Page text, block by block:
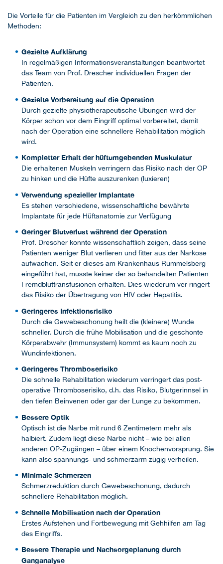
Die Vorteile für die Patienten im Vergleich zu den herkömmlichen
Methoden:
Gezielte Aufklärung
In regelmäßigen Informationsveranstaltungen beantwortet
das Team von Prof. Drescher individuellen Fragen der
Patienten.
Gezielte Vorbereitung auf die Operation
Durch gezielte physiotherapeutische Übungen wird der
Körper schon vor dem Eingriff optimal vorbereitet, damit
nach der Operation eine schnellere Rehabilitation möglich
wird.
Kompletter Erhalt der hüftumgebenden Muskulatur
Die erhaltenen Muskeln verringern das Risiko nach der OP
zu hinken und die Hüfte auszurenken (luxieren)
Verwendung spezieller Implantate
Es stehen verschiedene, wissenschaftliche bewährte
Implantate für jede Hüftanatomie zur Verfügung
Geringer Blutverlust während der Operation
Prof. Drescher konnte wissenschaftlich zeigen, dass seine
Patienten weniger Blut verlieren und fitter aus der Narkose
aufwachen. Seit er dieses am Krankenhaus Rummelsberg
eingeführt hat, musste keiner der so behandelten Patienten
Fremdbluttransfusionen erhalten. Dies wiederum ver-ringert
das Risiko der Übertragung von HIV oder Hepatitis.
Geringeres Infektionsrisiko
Durch die Gewebeschonung heilt die (kleinere) Wunde
schneller. Durch die frühe Mobilisation und die geschonte
Körperabwehr (Immunsystem) kommt es kaum noch zu
Wundinfektionen.
Geringeres Thromboserisiko
Die schnelle Rehabilitation wiederum verringert das post-
operative Thromboserisiko, d.h. das Risiko, Blutgerinnsel in
den tiefen Beinvenen oder gar der Lunge zu bekommen.
Bessere Optik
Optisch ist die Narbe mit rund 6 Zentimetern mehr als
halbiert. Zudem liegt diese Narbe nicht – wie bei allen
anderen OP-Zugängen – über einem Knochenvorsprung. Sie
kann also spannungs- und schmerzarm zügig verheilen.
Minimale Schmerzen
Schmerzreduktion durch Gewebeschonung, dadurch
schnellere Rehabilitation möglich.
Schnelle Mobilisation nach der Operation
Erstes Aufstehen und Fortbewegung mit Gehhilfen am Tag
des Eingriffs.
Bessere Therapie und Nachsorgeplanung durch
Ganganalyse